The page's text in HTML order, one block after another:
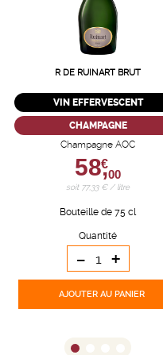
R DE RUINART BRUT
VIN EFFERVESCENT
CHAMPAGNE
Champagne AOC
58,
€
00
soit 77,33 € / litre
Bouteille de 75 cl
Quantité
- +
AJOUTER AU PANIER